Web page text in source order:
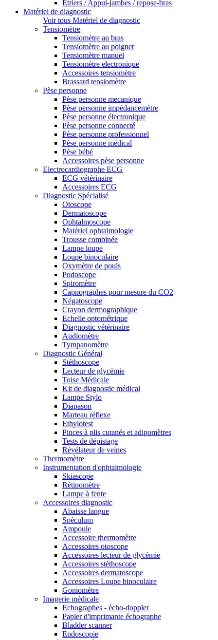
Etriers / Appui-jambes / repose-bras
Matériel de diagnostic
Voir tous Matériel de diagnostic
Tensiomètre
Tensiomètre au bras
Tensiomètre au poignet
Tensiomètre manuel
Tensiomètre electronique
Accessoires tensiomètre
Brassard tensiomètre
Pèse personne
Pèse personne mecanique
Pèse personne impédancemètre
Pèse personne électronique
Pèse personne connecté
Pèse personne professionnel
Pèse personne médical
Pèse bébé
Accessoires pèse personne
Electrocardiographe ECG
ECG vétérinaire
Accessoires ECG
Diagnostic Spécialisé
Otoscope
Dermatoscope
Ophtalmoscope
Matériel ophtalmologie
Trousse combinée
Lampe loupe
Loupe binoculaire
Oxymètre de pouls
Podoscope
Spiromètre
Capnographes pour mesure du CO2
Négatoscope
Crayon dermographique
Echelle optométrique
Diagnostic vétérinaire
Audiomètre
Tympanomètre
Diagnostic Général
Stéthoscope
Lecteur de glycémie
Toise Médicale
Kit de diagnostic médical
Lampe Stylo
Diapason
Marteau réflexe
Ethylotest
Pinces à plis cutanés et adipomètres
Tests de dépistage
Révélateur de veines
Thermomètre
Instrumentation d'ophtalmologie
Skiascope
Rétinomètre
Lampe à fente
Accessoires diagnostic
Abaisse langue
Spéculum
Ampoule
Accessoire thermomètre
Accessoires otoscope
Accessoires lecteur de glycémie
Accessoires stéthoscope
Accessoires dermatoscope
Accessoires Loupe binoculaire
Goniomètre
Imagerie médicale
Echographes - écho-doppler
Papier d'imprimante échographe
Bladder scanner
Endoscopie